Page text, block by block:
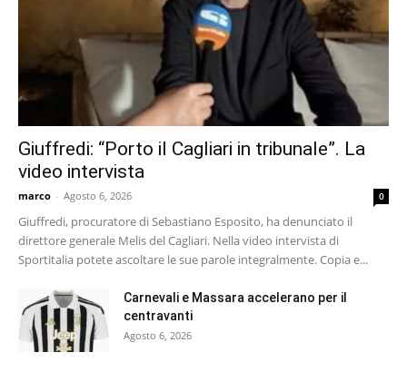
Giuffredi: “Porto il Cagliari in tribunale”. La
video intervista
marco - Agosto 6, 2026 0
Giuffredi, procuratore di Sebastiano Esposito, ha denunciato il
direttore generale Melis del Cagliari. Nella video intervista di
Sportitalia potete ascoltare le sue parole integralmente. Copia e...
Carnevali e Massara accelerano per il
centravanti
Agosto 6, 2026